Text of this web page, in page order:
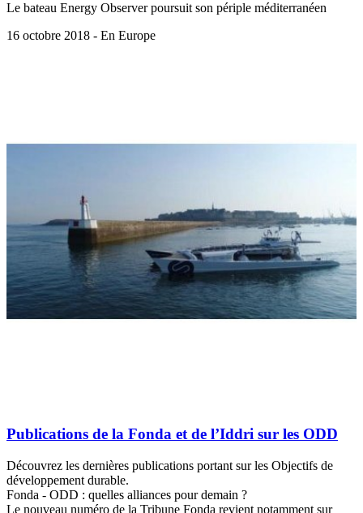
Le bateau Energy Observer poursuit son périple méditerranéen
16 octobre 2018 - En Europe
Publications de la Fonda et de l’Iddri sur les ODD
Découvrez les dernières publications portant sur les Objectifs de
développement durable.
Fonda - ODD : quelles alliances pour demain ?
Le nouveau numéro de la Tribune Fonda revient notamment sur